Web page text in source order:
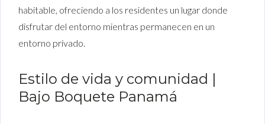
habitable, ofreciendo a los residentes un lugar donde
disfrutar del entorno mientras permanecen en un
entorno privado.
Estilo de vida y comunidad |
Bajo Boquete Panamá